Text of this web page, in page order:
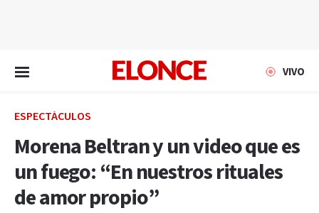
VIVO
ESPECTÁCULOS
Morena Beltran y un video que es
un fuego: “En nuestros rituales
de amor propio”